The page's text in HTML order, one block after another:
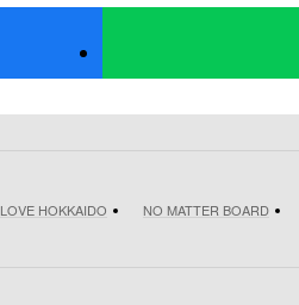
LOVE HOKKAIDO NO MATTER BOARD